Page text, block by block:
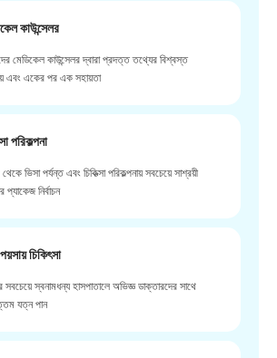
কাউন্সেলর
মেডিকেল কাউন্সেলর দ্বারা প্রদত্ত তথ্যের বিশ্বস্ত
এবং একের পর এক সহায়তা
পরিকল্পনা
থেকে ভিসা পর্যন্ত এবং চিকিত্সা পরিকল্পনায় সবচেয়ে সাশ্রয়ী
প্যাকেজ নির্বাচন
চিকিৎসা
সবচেয়ে স্বনামধন্য হাসপাতালে অভিজ্ঞ ডাক্তারদের সাথে
যত্ন পান